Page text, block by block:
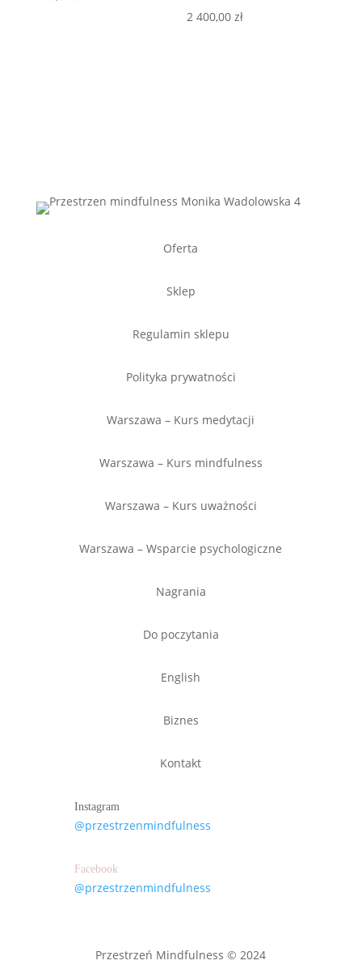
2 400,00zł
Oferta
Sklep
Regulamin sklepu
Polityka prywatności
Warszawa – Kurs medytacji
Warszawa – Kurs mindfulness
Warszawa – Kurs uważności
Warszawa – Wsparcie psychologiczne
Nagrania
Do poczytania
English
Biznes
Kontakt
Instagram
@przestrzenmindfulness
Facebook
@przestrzenmindfulness
Przestrzeń Mindfulness © 2024